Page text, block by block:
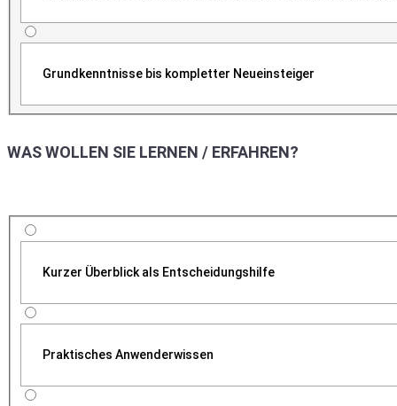
Grundkenntnisse bis kompletter Neueinsteiger
WAS WOLLEN SIE LERNEN / ERFAHREN?
Kurzer Überblick als Entscheidungshilfe
Praktisches Anwenderwissen